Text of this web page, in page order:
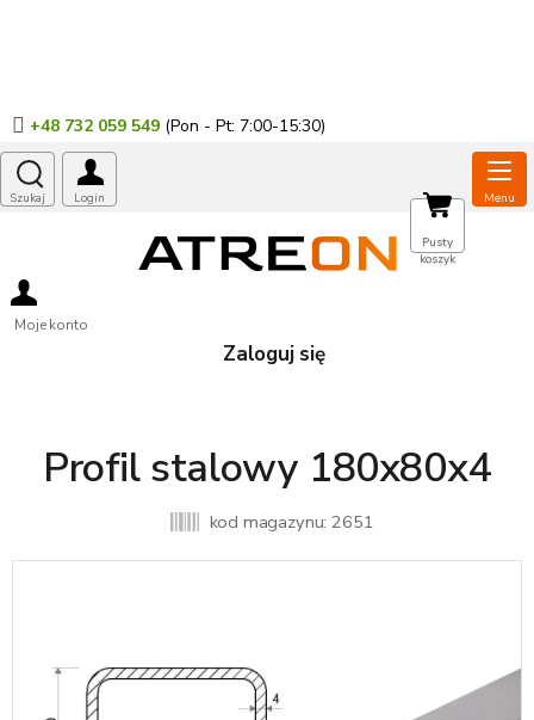
+48 732 059 549
Moje konto
Zaloguj się
KOSZYK
Pusty
koszyk
Profil stalowy 180x80x4
kod magazynu: 2651